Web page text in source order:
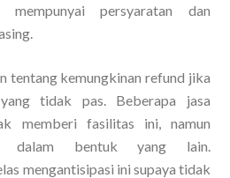
persyaratan dan
tentang kemungkinan refund jika
tidak pas. Beberapa jasa
memberi fasilitas ini, namun
dalam bentuk yang lain.
mengantisipasi ini supaya tidak